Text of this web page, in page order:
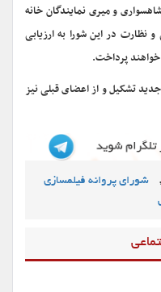
و میری نمایندگان خانه
نظارت در این شورا به ارزیابی
پرداخت.
شورای جدید تشکیل و از اعضای قبلی نیز
,
شورای پروانه فیلمسازی